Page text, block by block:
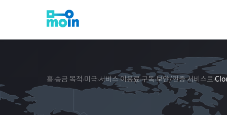
홈›송금 목적 ›미국›서비스 이용료›구독›보안/인증 서비스료›